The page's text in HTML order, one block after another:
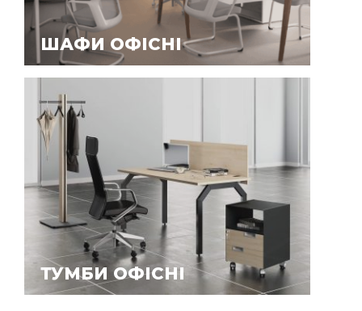
ШАФИ ОФІСНІ
ТУМБИ ОФІСНІ